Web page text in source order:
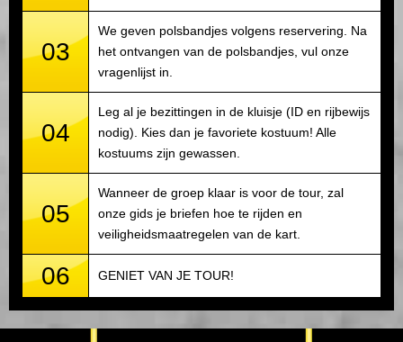
03
We geven polsbandjes volgens reservering. Na
het ontvangen van de polsbandjes, vul onze
vragenlijst in.
04
Leg al je bezittingen in de kluisje (ID en rijbewijs
nodig). Kies dan je favoriete kostuum! Alle
kostuums zijn gewassen.
05
Wanneer de groep klaar is voor de tour, zal
onze gids je briefen hoe te rijden en
veiligheidsmaatregelen van de kart.
06 GENIET VAN JE TOUR!